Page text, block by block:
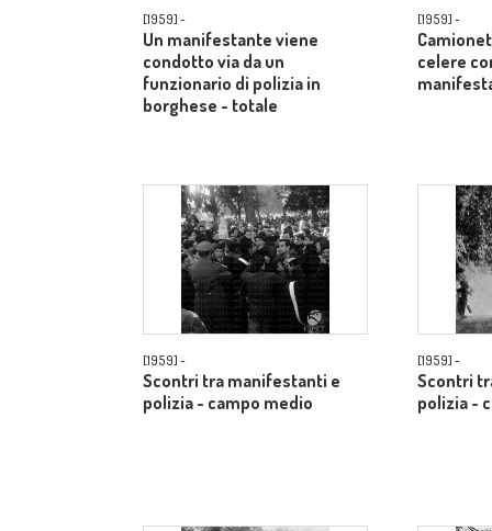
[1959] -
Un manifestante viene
condotto via da un
funzionario di polizia in
borghese - totale
[1959] -
celere
[1959] -
Scontri tra manifestanti e
polizia - campo medio
[1959] -
Scontri
polizia -